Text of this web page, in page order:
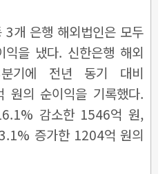
3개 은행 해외법인은 모두
을 냈다. 신한은행 해외
기에 전년 동기 대비
의 순이익을 기록했다.
감소한 1546억 원,
증가한 1204억 원의